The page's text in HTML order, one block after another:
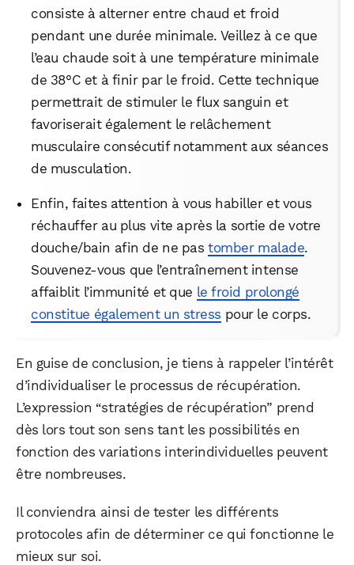
consiste à alterner entre chaud et froid
pendant une durée minimale. Veillez à ce que
l’eau chaude soit à une température minimale
de 38°C et à finir par le froid. Cette technique
permettrait de stimuler le flux sanguin et
favoriserait également le relâchement
musculaire consécutif notamment aux séances
de musculation.
Enfin, faites attention à vous habiller et vous
réchauffer au plus vite après la sortie de votre
douche/bain afin de ne pastomber malade.
Souvenez-vous que l’entraînement intense
affaiblit l’immunité et que le froid prolongé
constitue également un stress pour le corps.
En guise de conclusion, je tiens à rappeler l’intérêt
d’individualiser le processus de récupération.
L’expression “stratégies de récupération” prend
dès lors tout son sens tant les possibilités en
fonction des variations interindividuelles peuvent
être nombreuses.
Il conviendra ainsi de tester les différents
protocoles afin de déterminer ce qui fonctionne le
mieux sur soi.